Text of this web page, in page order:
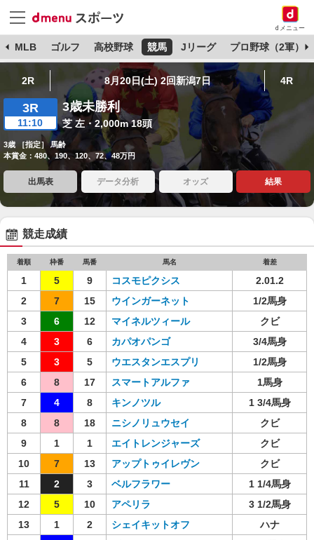
dメニュー
MLB ゴルフ 高校野球 競馬 Jリーグ プロ野球（2軍）
2R 8月20日(土) 2回新潟7日 4R
3R
11:10
3歳未勝利
芝 左・2,000m 18頭
3歳 ［指定］ 馬齢
本賞金：480、190、120、72、48万円
出馬表 データ分析 オッズ 結果
競走成績
着順 枠番 馬番 馬名 着差
1 5 9 コスモピクシス
2.01.2
2
7 15 ウインガーネット
1/2馬身
3
6 12 マイネルツィール
クビ
4
3 6 カパオパンゴ
3/4馬身
5
3 5 ウエスタンエスプリ
1/2馬身
6
8 17 スマートアルファ
1馬身
7
4 8 キンノツル
1 3/4馬身
8
8 18 ニシノリュウセイ
クビ
9
1 1 エイトレンジャーズ
クビ
10
7 13 アップトゥイレヴン
クビ
11
2 3 ベルフラワー
1 1/4馬身
12
5 10 アペリラ
3 1/2馬身
13
1 2 シェイキットオフ
ハナ